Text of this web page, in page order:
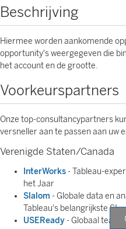
Beschrijving
Hiermee worden aankomende
opportunity's weergegeven die
het account en de grootte.
Voorkeurspartners
Onze top-consultancypartners
versneller aan te passen aan uw
Verenigde Staten/Canada
InterWorks - Tableau-
het Jaar
Slalom - Globale data en
Tableau's belangrijkste SI
USEReady - Globaal team